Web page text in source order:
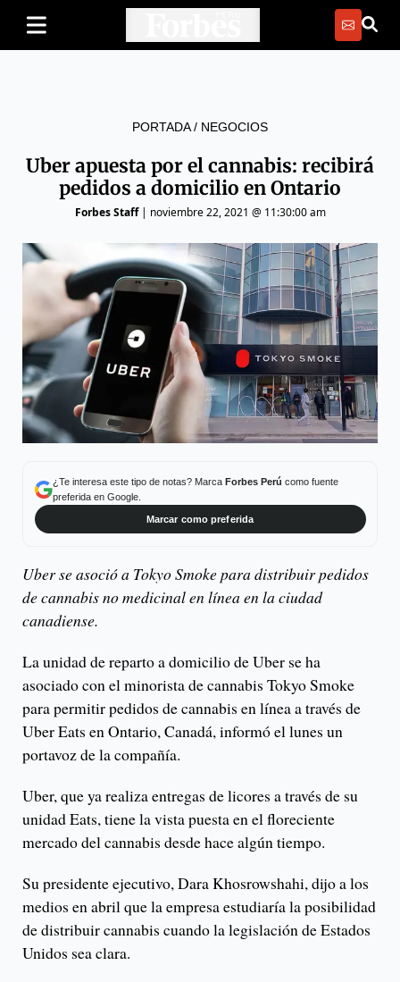
PORTADA/ NEGOCIOS
Uber apuesta por el cannabis: recibirá
pedidos a domicilio en Ontario
Forbes Staff| noviembre 22, 2021 @ 11:30:00 am
¿Te interesa este tipo de notas? Marca Forbes Perú como fuente
preferida en Google.
Marcar como preferida
Uber se asoció a Tokyo Smoke para distribuir pedidos
de cannabis no medicinal en línea en la ciudad
canadiense.
La unidad de reparto a domicilio de Uber se ha
asociado con el minorista de cannabis Tokyo Smoke
para permitir pedidos de cannabis en línea a través de
Uber Eats en Ontario, Canadá, informó el lunes un
portavoz de la compañía.
Uber, que ya realiza entregas de licores a través de su
unidad Eats, tiene la vista puesta en el floreciente
mercado del cannabis desde hace algún tiempo.
Su presidente ejecutivo, Dara Khosrowshahi, dijo a los
medios en abril que la empresa estudiaría la posibilidad
de distribuir cannabis cuando la legislación de Estados
Unidos sea clara.